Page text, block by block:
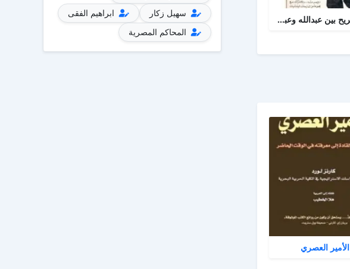
حوار صريح بين عبدالله وعبدالمسيح
الأمير العصري
سهيل زكار
ابراهيم الفقى
المحاكم المصرية